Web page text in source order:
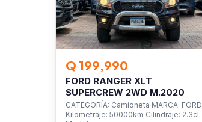
Q 199,990
FORD RANGER XLT
SUPERCREW 2WD M.2020
CATEGORÍA: Camioneta MARCA: FORD
Kilometraje: 50000km Cilindraje: 2.3cl